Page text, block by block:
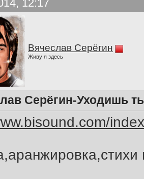
12:17
Вячеслав Серёгин
Живу я здесь
Серёгин-Уходишь